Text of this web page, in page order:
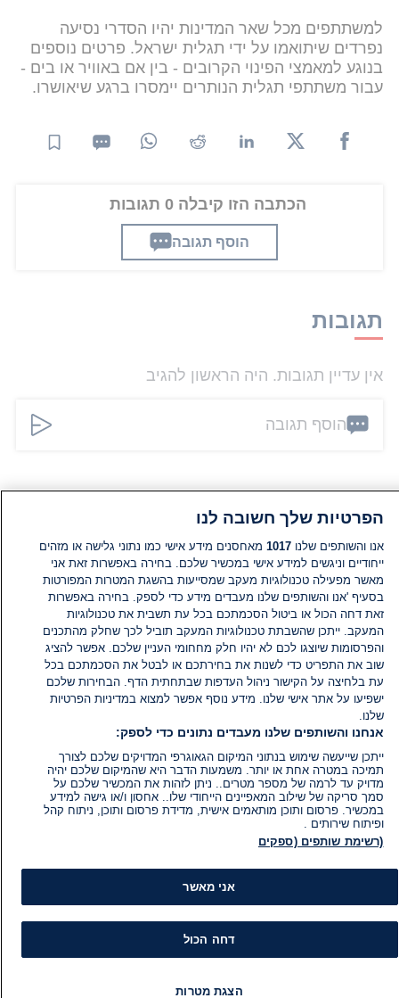
למשתתפים מכל שאר המדינות יהיו הסדרי נסיעה
נפרדים שיתואמו על ידי תגלית ישראל. פרטים נוספים
בנוגע למאמצי הפינוי הקרובים - בין אם באוויר או בים -
עבור משתתפי תגלית הנותרים יימסרו ברגע שיאושרו.
הכתבה הזו קיבלה 0 תגובות
הוסף תגובה
תגובות
אין עדיין תגובות. היה הראשון להגיב
הוסף תגובה
מידע
תוכניות הטלוויזיה של i24NEWS
הפרטיות שלך חשובה לנו
אנו והשותפים שלנו1017 מאחסנים מידע אישי כמו נתוני גלישה או מזהים
ייחודיים וניגשים למידע אישי במכשיר שלכם. בחירה באפשרות זאת אני
מאשר מפעילה טכנולוגיות מעקב שמסייעות בהשגת המטרות המפורטות
בסעיף 'אנו והשותפים שלנו מעבדים מידע כדי לספק. בחירה באפשרות
זאת דחה הכול או ביטול הסכמתכם בכל עת תשבית את טכנולוגיות
המעקב. ייתכן שהשבתת טכנולוגיות המעקב תוביל לכך שחלק מהתכנים
והפרסומות שיוצגו לכם לא יהיו חלק מחחומי העניין שלכם. אפשר להציג
שוב את התפריט כדי לשנות את בחירתכם או לבטל את הסכמתכם בכל
עת בלחיצה על הקישור ניהול העדפות שבתחתית הדף. הבחירות שלכם
ישפיעו על אתר אישי שלנו. מידע נוסף אפשר למצוא במדיניות הפרטיות
שלנו.
אנחנו והשותפים שלנו מעבדים נתונים כדי לספק:
ייתכן שייעשה שימוש בנתוני המיקום הגאוגרפי המדויקים שלכם לצורך
תמיכה במטרה אחת או יותר. משמעות הדבר היא שהמיקום שלכם יהיה
מדויק עד לרמה של מספר מטרים.. ניתן לזהות את המכשיר שלכם על
סמך סריקה של שילוב המאפיינים הייחודי שלו.. אחסון ו/או גישה למידע
במכשיר. פרסום ותוכן מותאמים אישית, מדידת פרסום ותוכן, ניתוח קהל
ופיתוח שירותים .
(רשימת שותפים (ספקים
אני מאשר
דחה הכול
הצגת מטרות